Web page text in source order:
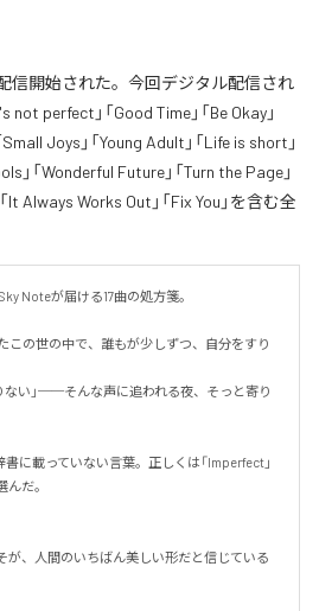
信開始された。今回デジタル配信され
perfect」「Good Time」「Be Okay」
Small Joys」「Young Adult」「Life is short」
」「Wonderful Future」「Turn the Page」
It Always Works Out」「Fix You」を含む全
Noteが届ける17曲の処方箋。
この世の中で、誰もが少しずつ、自分をすり
ない」──そんな声に追われる夜、そっと寄り
に載っていない言葉。正しくは「Imperfect」
だ。
が、人間のいちばん美しい形だと信じている